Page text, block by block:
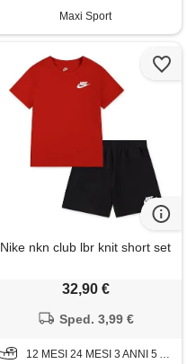
Maxi Sport
Nike nkn club lbr knit short set
32,90 €
Sped. 3,99 €
12 MESI 24 MESI 3 ANNI 5 ANNI 6 ANNI